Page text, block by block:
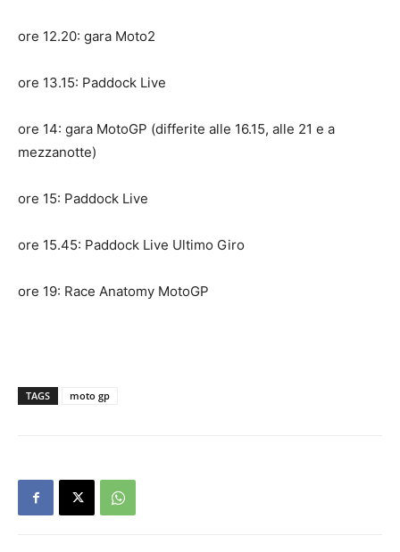
ore 12.20: gara Moto2
ore 13.15: Paddock Live
ore 14: gara MotoGP (differite alle 16.15, alle 21 e a
mezzanotte)
ore 15: Paddock Live
ore 15.45: Paddock Live Ultimo Giro
ore 19: Race Anatomy MotoGP
TAGS moto gp